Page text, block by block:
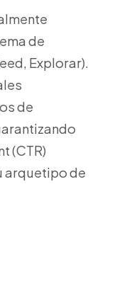
de
Explorar).
de
(CTR)
arquetipo de